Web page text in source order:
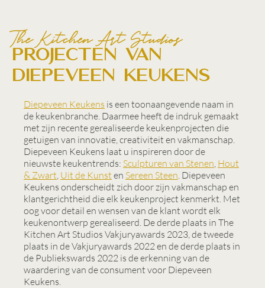
The Kitchen Art Studios
Projecten van
Diepeveen Keukens
Diepeveen Keukens is een toonaangevende naam in
de keukenbranche. Daarmee heeft de indruk gemaakt
met zijn recente gerealiseerde keukenprojecten die
getuigen van innovatie, creativiteit en vakmanschap.
Diepeveen Keukens laat u inspireren door de
nieuwste keukentrends: Sculpturen van Stenen Hout
& Zwart Uit de Kunst en Sereen Steen . Diepeveen
Keukens onderscheidt zich door zijn vakmanschap en
klantgerichtheid die elk keukenproject kenmerkt. Met
oog voor detail en wensen van de klant wordt elk
keukenontwerp gerealiseerd. De derde plaats in The
Kitchen Art Studios Vakjuryawards 2023, de tweede
plaats in de Vakjuryawards 2022 en de derde plaats in
de Publiekswards 2022 is de erkenning van de
waardering van de consument voor Diepeveen
Keukens.